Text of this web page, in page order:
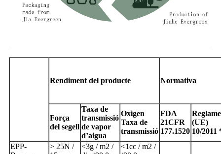
Rendiment del producte Normativa
Força
del segell
Taxa de
transmissió
de vapor
d’aigua
Oxigen
Taxa de
transmissió
FDA
21CFR
177.1520
(UE)
10/2011
EPP-
> 25N /
<3g / m2 /
<1cc / m2 /